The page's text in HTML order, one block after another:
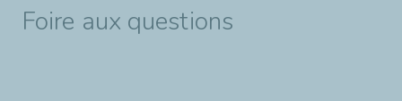
Foire aux questions